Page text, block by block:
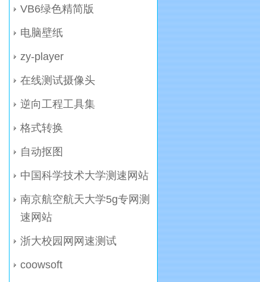
VB6绿色精简版
电脑壁纸
zy-player
在线测试摄像头
逆向工程工具集
格式转换
自动抠图
中国科学技术大学测速网站
南京航空航天大学5g专网测
速网站
浙大校园网网速测试
coowsoft